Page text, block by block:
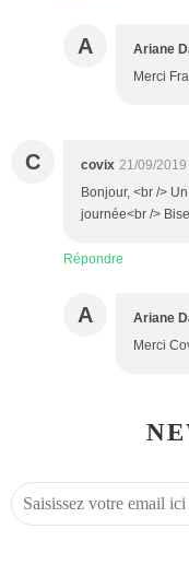
A Ariane
Merci
C covix 21/09/
Bonjour, <br />
journée<br />
Répondre
A Ariane
Merci